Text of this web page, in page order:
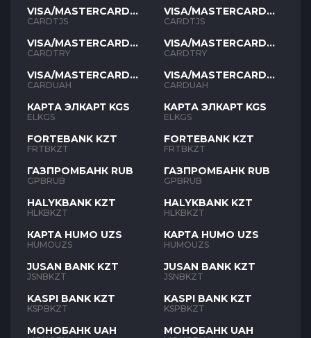
VISA/MASTERCARD
TJS
CARDTJS
VISA/MASTERCARD
TYR
CARDTRY
VISA/MASTERCARD
UAH
CARDUAH
КАРТА ЭЛКАРТ KGS
ELKGS
FORTEBANK KZT
FRTBKZT
ГАЗПРОМБАНК RUB
GPBRUB
HALYKBANK KZT
HLKBKZT
КАРТА HUMO UZS
HUMOUZS
JUSAN BANK KZT
JSNBKZT
KASPI BANK KZT
KSPBKZT
МОНОБАНК UAH
VISA/MASTERCARD
TJS
CARDTJS
VISA/MASTERCARD
TYR
CARDTRY
VISA/MASTERCARD
UAH
CARDUAH
КАРТА ЭЛКАРТ KGS
ELKGS
FORTEBANK KZT
FRTBKZT
ГАЗПРОМБАНК RUB
GPBRUB
HALYKBANK KZT
HLKBKZT
КАРТА HUMO UZS
HUMOUZS
JUSAN BANK KZT
JSNBKZT
KASPI BANK KZT
KSPBKZT
МОНОБАНК UAH